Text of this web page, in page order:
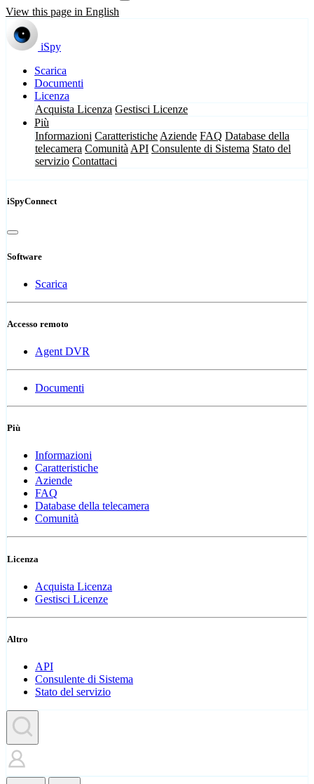
View this page in English
iSpy
Scarica
Documenti
Licenza
Acquista Licenza Gestisci Licenze
Più
Informazioni Caratteristiche Aziende FAQ Database della
telecamera Comunità API Consulente di Sistema Stato del
servizio Contattaci
iSpyConnect
Software
Scarica
Accesso remoto
Agent DVR
Documenti
Più
Informazioni
Caratteristiche
Aziende
FAQ
Database della telecamera
Comunità
Licenza
Acquista Licenza
Gestisci Licenze
Altro
API
Consulente di Sistema
Stato del servizio